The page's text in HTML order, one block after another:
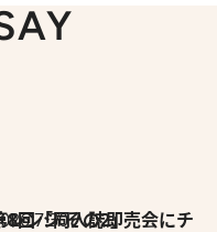
「同人誌即売会にチャレンジ その2」